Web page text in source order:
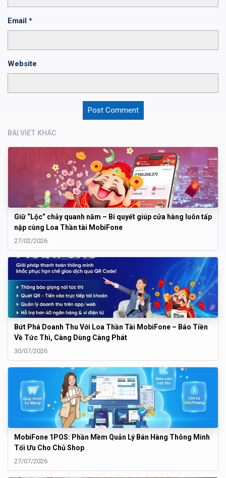
Email *
Website
BÀI VIẾT KHÁC
Giữ “Lộc” chảy quanh năm – Bí quyết giúp cửa hàng luôn tấp
nập cùng Loa Thần tài MobiFone
27/02/2026
Bứt Phá Doanh Thu Với Loa Thần Tài MobiFone – Báo Tiền
Về Tức Thì, Càng Dùng Càng Phát
30/07/2026
MobiFone 1POS: Phần Mềm Quản Lý Bán Hàng Thông Minh
Tối Ưu Cho Chủ Shop
27/07/2026